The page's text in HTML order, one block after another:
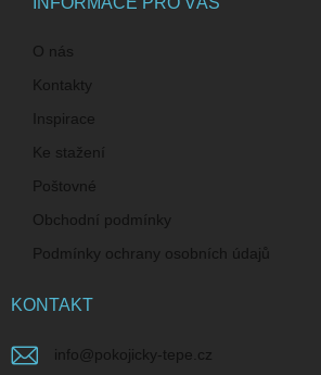
O nás
Kontakty
Inspirace
Ke stažení
Poštovné
Obchodní podmínky
Podmínky ochrany osobních údajů
KONTAKT
info@pokojicky-tepe.cz